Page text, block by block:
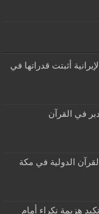
أثبتت قدراتها في
في القرآن
هزيمة نكراء أمام